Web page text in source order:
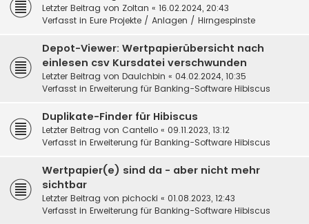
Letzter Beitrag von Zoltan « 16.02.2024, 20:43
Verfasst in Eure Projekte / Anlagen / Hirngespinste
Depot-Viewer: Wertpapierübersicht nach
einlesen csv Kursdatei verschwunden
Letzter Beitrag von DauIchbin « 04.02.2024, 10:35
Verfasst in Erweiterung für Banking-Software Hibiscus
Duplikate-Finder für Hibiscus
Letzter Beitrag von Cantello « 09.11.2023, 13:12
Verfasst in Erweiterung für Banking-Software Hibiscus
Wertpapier(e) sind da - aber nicht mehr
sichtbar
Letzter Beitrag von pichocki « 01.08.2023, 12:43
Verfasst in Erweiterung für Banking-Software Hibiscus